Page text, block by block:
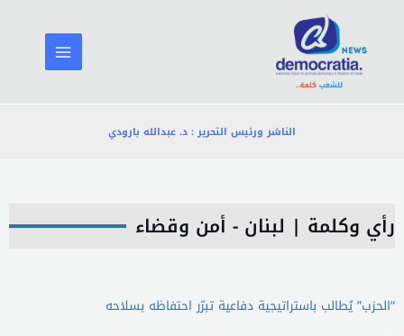
المحتوى
الناشر ورئيس التحرير : د. عبدالله بارودي
رأي وكلمة | لبنان - أمن وقضاء
“الحزب” يُطالب باستراتيجية دفاعية تبرّر احتفاظه بسلاحه